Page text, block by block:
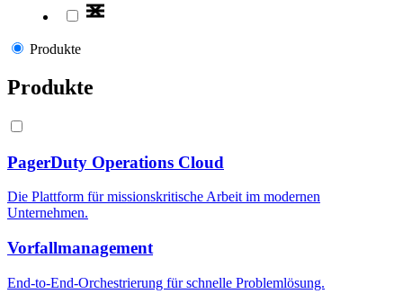
Produkte
Produkte
PagerDuty Operations Cloud
Die Plattform für missionskritische Arbeit im modernen
Unternehmen.
Vorfallmanagement
End-to-End-Orchestrierung für schnelle Problemlösung.